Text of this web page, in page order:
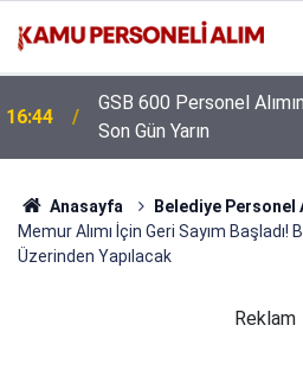
16:44
GSB 600 Personel
Son Gün Yarın
Anasayfa Belediye Personel
Memur Alımı İçin Geri Sayım
Üzerinden Yapılacak
Reklam